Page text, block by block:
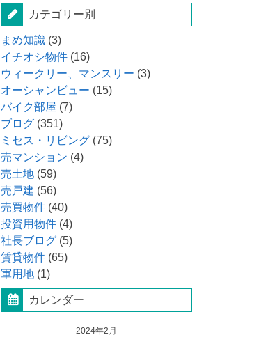
カテゴリー別
まめ知識 (3)
イチオシ物件 (16)
ウィークリー、マンスリー (3)
オーシャンビュー (15)
バイク部屋 (7)
ブログ (351)
ミセス・リビング (75)
売マンション (4)
売土地 (59)
売戸建 (56)
売買物件 (40)
投資用物件 (4)
社長ブログ (5)
賃貸物件 (65)
軍用地 (1)
カレンダー
2024年2月